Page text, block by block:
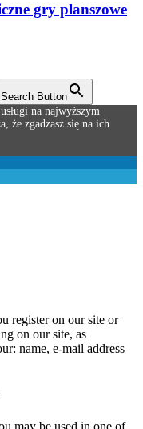
gry planszowe
Search Button
na najwyższym
że zgadzasz się na ich
register on our site or
on our site, as
name, e-mail address
may be used in one of